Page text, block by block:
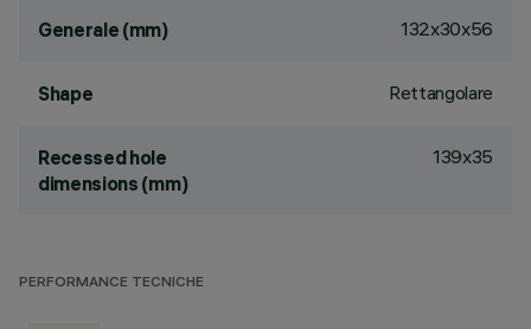
Generale (mm) 132x30x56
Shape Rettangolare
Recessed hole
dimensions (mm)
139x35
PERFORMANCE TECNICHE